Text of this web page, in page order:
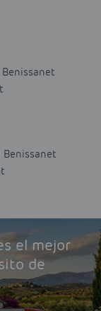
Benissanet
el mejor
de